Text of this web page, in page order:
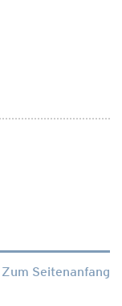
Zum Seitenanfang